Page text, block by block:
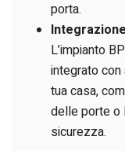
porta.
L’impianto
integrato
tua casa,
delle porte o
sicurezza.